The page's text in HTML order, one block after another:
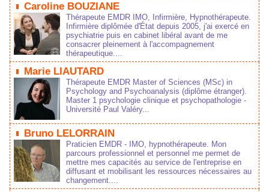
Caroline BOUZIANE
Thérapeute EMDR IMO, Infirmière, Hypnothérapeute.
Infirmière diplômée d'État depuis 2005, j'ai exercé en
psychiatrie puis en cabinet libéral avant de me
consacrer pleinement à l'accompagnement
thérapeutique....
Marie LIAUTARD
Thérapeute EMDR Master of Sciences (MSc) in
Psychology and Psychoanalysis (diplôme étranger).
Master 1 psychologie clinique et psychopathologie -
Université Paul Valéry...
Bruno LELORRAIN
Praticien EMDR - IMO, hypnothérapeute. Mon
parcours professionnel et personnel me permet de
mettre mes capacités au service de l'entreprise en
diffusant et mobilisant les ressources nécessaires au
changement....